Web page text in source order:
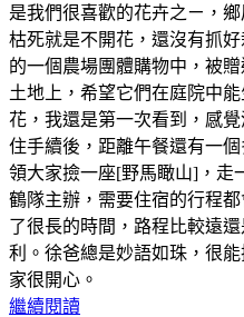
是我們很喜歡的花卉之ㄧ，
枯死就是不開花，還沒有抓
的一個農場團體購物中，被
土地上，希望它們在庭院中
花，我還是第一次看到，感
住手續後，距離午餐還有一
領大家撿一座[野馬瞰山]，走
鶴隊主辦，需要住宿的行程
了很長的時間，路程比較遠
利。徐爸總是妙語如珠，很
家很開心。
繼續閱讀